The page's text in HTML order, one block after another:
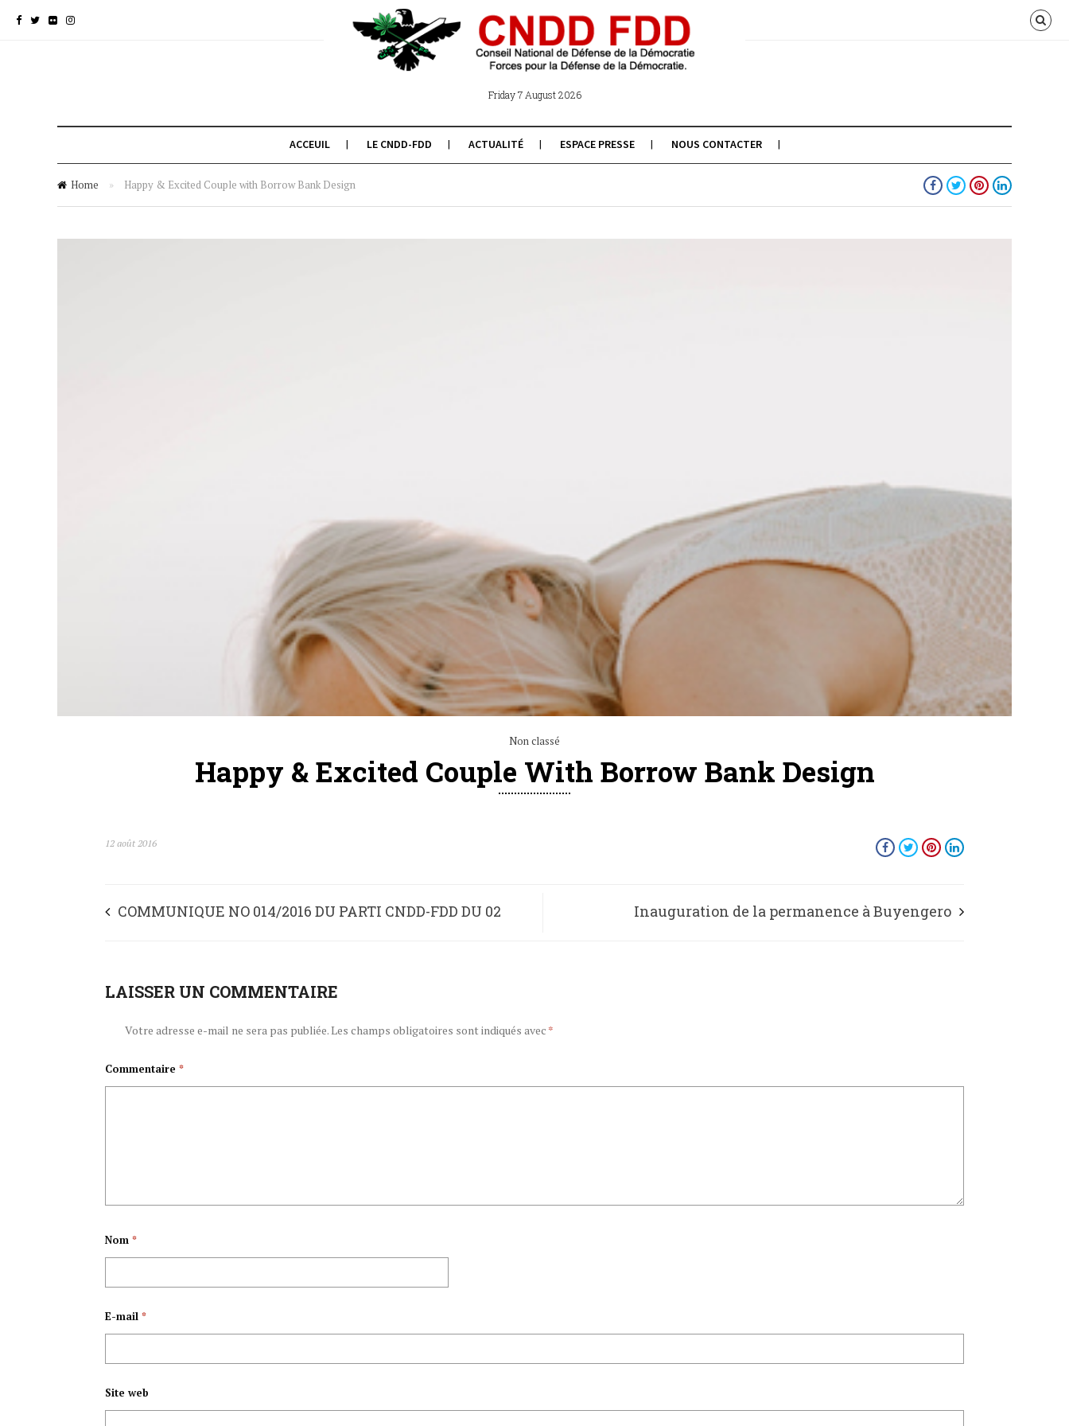
Friday 7 August 2026
ACCEUIL LE CNDD-FDD ACTUALITÉ ESPACE PRESSE NOUS CONTACTER
Home » Happy & Excited Couple with Borrow Bank Design
Non classé
Happy & Excited Couple With Borrow Bank Design
12 août 2016
COMMUNIQUE NO 014/2016 DU PARTI CNDD-FDD DU 02 Inauguration de la permanence à Buyengero
LAISSER UN COMMENTAIRE
Votre adresse e-mail ne sera pas publiée.Les champs obligatoires sont indiqués avec *
Commentaire *
Nom *
E-mail *
Site web